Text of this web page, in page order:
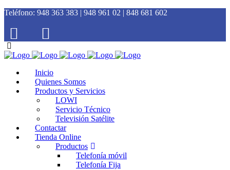
Teléfono: 948 363 383 | 948 961 02 | 848 681 602
Inicio
Quienes Somos
Productos y Servicios
LOWI
Servicio Técnico
Televisión Satélite
Contactar
Tienda Online
Productos
Telefonía móvil
Telefonía Fija